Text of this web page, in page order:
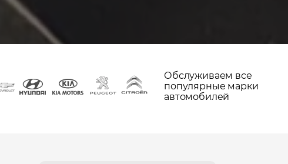
Обслуживаем все
популярные марки
автомобилей